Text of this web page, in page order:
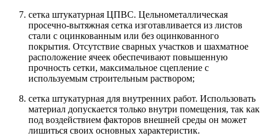
сетка штукатурная ЦПВС. Цельнометаллическая
просечно-вытяжная сетка изготавливается из листов
стали с оцинкованным или без оцинкованного
покрытия. Отсутствие сварных участков и шахматное
расположение ячеек обеспечивают повышенную
прочность сетки, максимальное сцепление с
используемым строительным раствором;
сетка штукатурная для внутренних работ. Использовать
материал допускается только внутри помещения, так как
под воздействием факторов внешней среды он может
лишиться своих основных характеристик.